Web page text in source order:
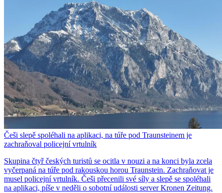
Češi slepě spoléhali na aplikaci, na túře pod Traunsteinem je
zachraňoval policejní vrtulník
Skupina čtyř českých turistů se ocitla v nouzi a na konci byla zcela
vyčerpaná na túře pod rakouskou horou Traunstein. Zachraňovat je
musel policejní vrtulník. Češi přecenili své síly a slepě se spoléhali
na aplikaci, píše v neděli o sobotní události server Kronen Zeitung.